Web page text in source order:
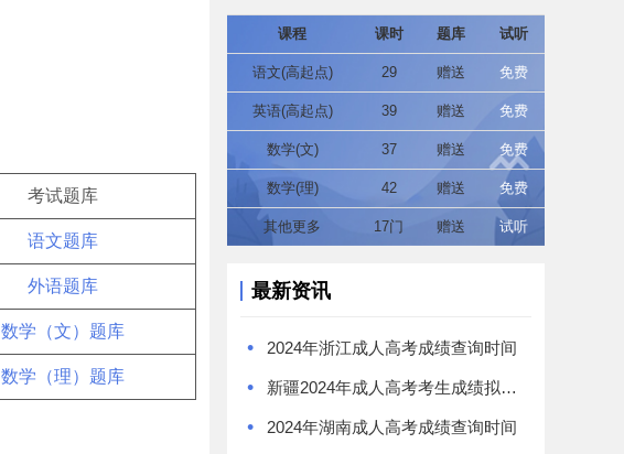
考试题库
语文题库
外语题库
数学（文）题库
数学（理）题库
课程 课时 题库 试听
语文(高起点) 29 赠送 免费
英语(高起点) 39 赠送 免费
数学(文) 37 赠送 免费
数学(理) 42 赠送 免费
其他更多 17门 赠送 试听
最新资讯
• 2024年浙江成人高考成绩查询时间
• 新疆2024年成人高考考生成绩拟于11月26日12时开始公布
• 2024年湖南成人高考成绩查询时间